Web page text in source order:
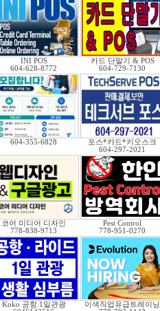
INI POS
604-628-8772
카드 단말기 & POS
604-729-7130
604-355-6828
포스*카드*키오스크
604-297-2021
코어 미디어 디자인
778-838-9713
Pest Control
778-951-0270
Koko 공항.1일관광
이색직업유급트레이닝